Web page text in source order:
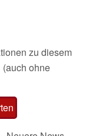
zu diesem
ohne